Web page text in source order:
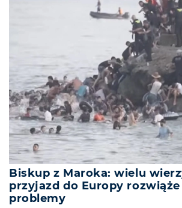
Biskup z Maroka: wielu
przyjazd do Europy
problemy